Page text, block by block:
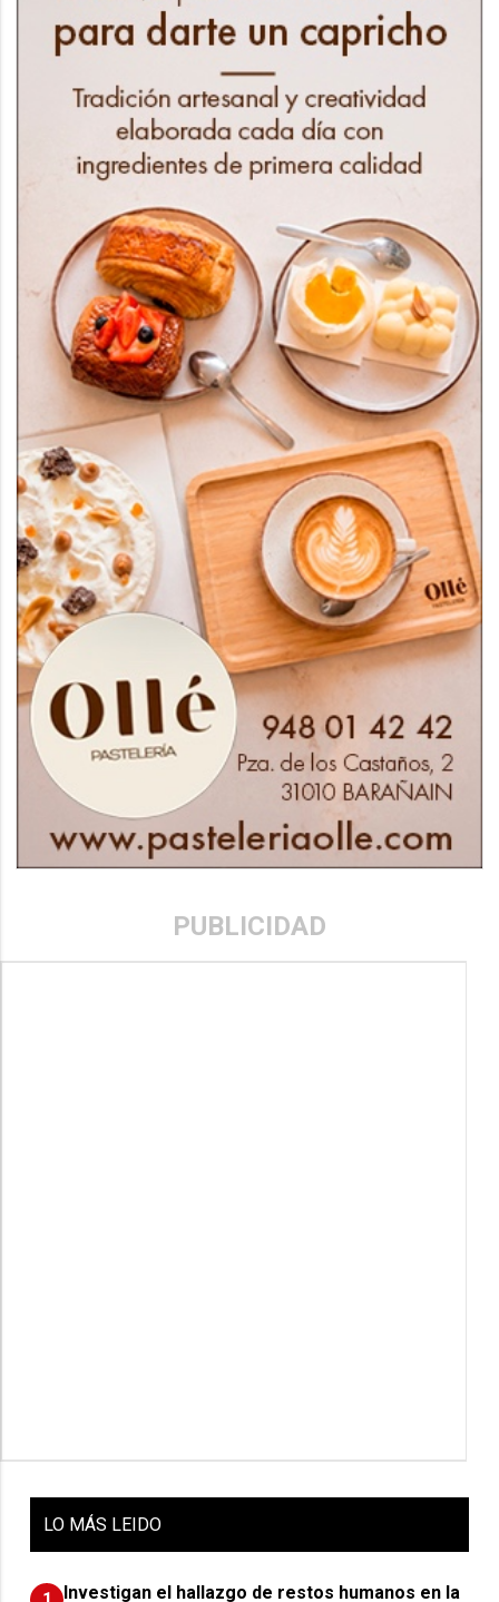
PUBLICIDAD
LO MÁS LEIDO
Investigan el hallazgo de restos humanos en la